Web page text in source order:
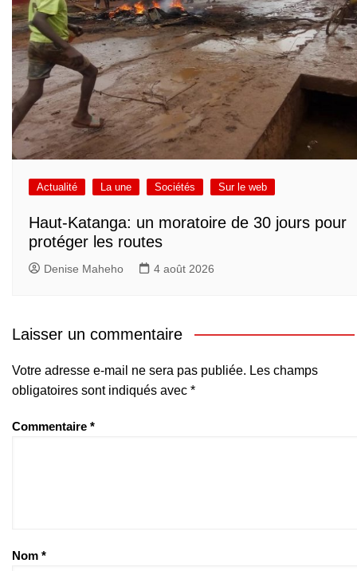
Actualité La une Sociétés Sur le web
Haut-Katanga: un moratoire de 30 jours pour
protéger les routes
Denise Maheho 4 août 2026
Laisser un commentaire
Votre adresse e-mail ne sera pas publiée. Les champs
obligatoires sont indiqués avec *
Commentaire *
Nom *